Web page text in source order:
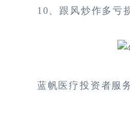
10、跟风炒作多亏
蓝帆医疗投资者服